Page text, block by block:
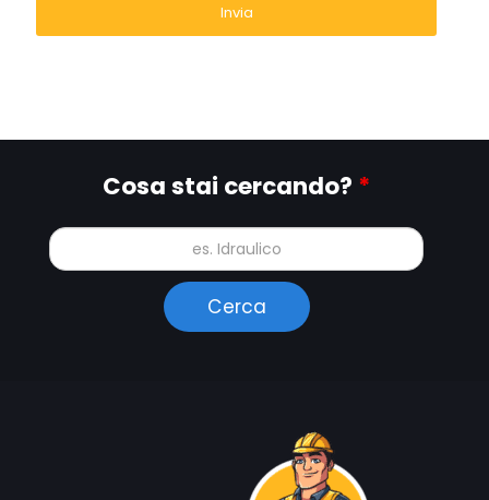
Cosa stai cercando? *